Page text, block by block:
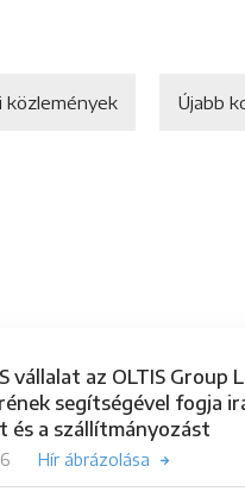
közlemények Újabb
vállalat az OLTIS Group
segítségével fogja
és a szállítmányozást
Hír ábrázolása